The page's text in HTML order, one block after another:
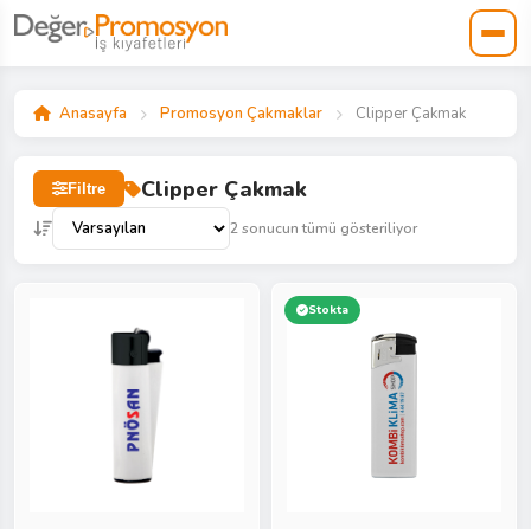
Anasayfa Promosyon Çakmaklar Clipper Çakmak
Filtre Clipper Çakmak
2 sonucun tümü gösteriliyor
Stokta